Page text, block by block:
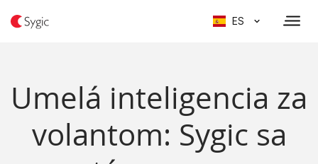
ES
Umelá inteligencia za
volantom: Sygic sa